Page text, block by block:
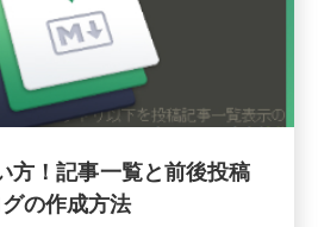
方！記事一覧と前後投稿
の作成方法